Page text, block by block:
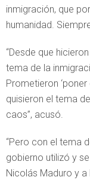
inmigración, que
humanidad.
“Desde que
tema de la
Prometieron
quisieron el tema
caos”, acusó.
“Pero con el tema
gobierno utilizó y
Nicolás Maduro y